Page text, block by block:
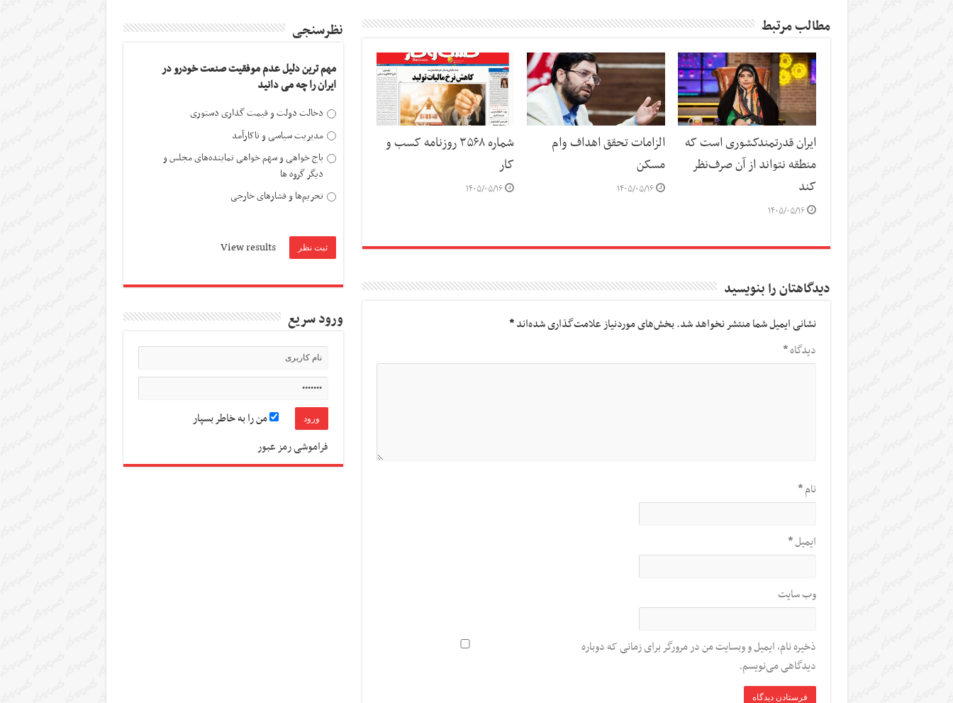
مطالب مرتبط
ایران قدرتمندکشوری است که
منطقه نتواند از آن صرف‌نظر
کند
۱۴۰۵/۰۵/۱۶
الزامات تحقق اهداف وام
مسکن
۱۴۰۵/۰۵/۱۶
شماره ۳۵۶۸ روزنامه کسب و
کار
۱۴۰۵/۰۵/۱۶
دیدگاهتان را بنویسید
نشانی ایمیل شما منتشر نخواهد شد.بخش‌های موردنیاز علامت‌گذاری شده‌اند*
دیدگاه*
نام*
ایمیل*
وب‌ سایت
ذخیره نام، ایمیل و وبسایت من در مرورگر برای زمانی که دوباره
دیدگاهی می‌نویسم.
نظرسنجی
مهم ترین دلیل عدم موفقیت صنعت خودرو در
ایران را چه می دانید
دخالت دولت و قیمت گذاری دستوری
مدیریت سیاسی و ناکارآمد
باج خواهی و سهم خواهی نماینده‌های مجلس و
دیگر گروه ها
تحریم‌ها و فشارهای خارجی
View results
ورود سریع
من را به خاطر بسپار
فراموشی رمز عبور